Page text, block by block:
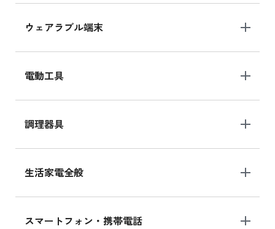
ウェアラブル端末
電動工具
調理器具
生活家電全般
スマートフォン・携帯電話